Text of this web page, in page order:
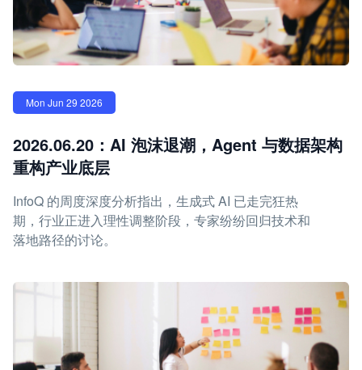
Mon Jun 29 2026
2026.06.20：AI 泡沫退潮，Agent 与数据架构
重构产业底层
InfoQ 的周度深度分析指出，生成式 AI 已走完狂热
期，行业正进入理性调整阶段，专家纷纷回归技术和
落地路径的讨论。